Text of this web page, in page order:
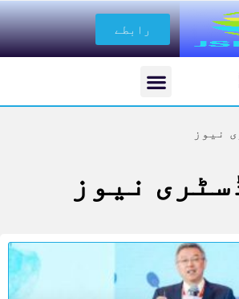
رابطے
نیوز
نیوز